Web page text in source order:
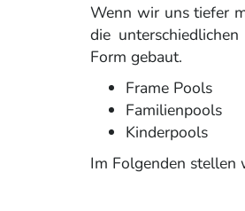
Wenn wir uns tiefer
die
Form gebaut.
Frame Pools
Familienpools
Kinderpools
Im Folgenden stellen